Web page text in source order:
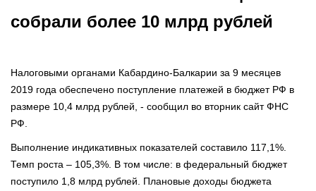
собрали более 10 млрд рублей
Налоговыми органами Кабардино-Балкарии за 9 месяцев
2019 года обеспечено поступление платежей в бюджет РФ в
размере 10,4 млрд рублей, - сообщил во вторник сайт ФНС
РФ.
Выполнение индикативных показателей составило 117,1%.
Темп роста – 105,3%. В том числе: в федеральный бюджет
поступило 1,8 млрд рублей. Плановые доходы бюджета